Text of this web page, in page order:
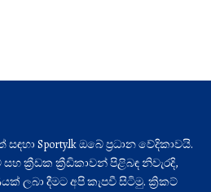
Sporty.lk ඔබේ ප්‍රධාන වේදිකාවයි.
ක්‍රීඩක ක්‍රීඩිකාවන් පිළිබඳ නිවැරදි,
ලබා දීමට අපි කැපවී සිටිමු. ක්‍රිකට්